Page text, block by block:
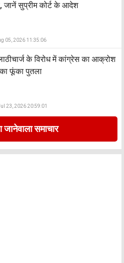
जानें सुप्रीम कोर्ट के आदेश
05, 2026 11:35:06
के विरोध में कांग्रेस का आक्रोश
का फूंका पुतला
23, 2026 20:59:01
जानेवाला समाचार